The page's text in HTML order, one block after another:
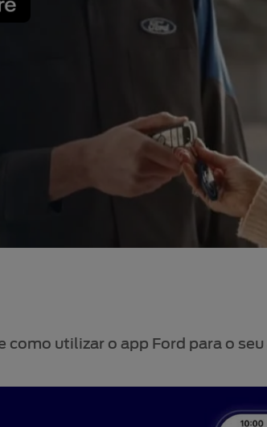
como utilizar o app Ford para o